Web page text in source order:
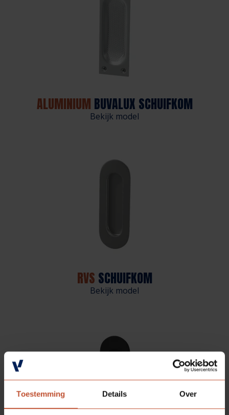
Toestemming Details Over
ALUMINIUM BUVALUX SCHUIFKOM
Bekijk model
RVS SCHUIFKOM
Bekijk model